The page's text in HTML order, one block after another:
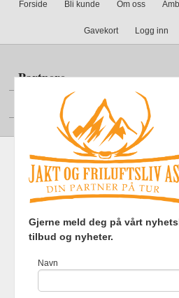
Forside Bli kunde Om oss
Gavekort Logg inn
Partnere
Din konto
Frakt Kjøpsbetingelser
Foretaksregisteret
Gjerne meld deg på vårt
tilbud og nyheter.
Navn